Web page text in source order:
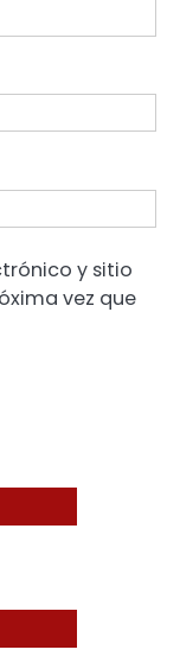
y sitio
vez que